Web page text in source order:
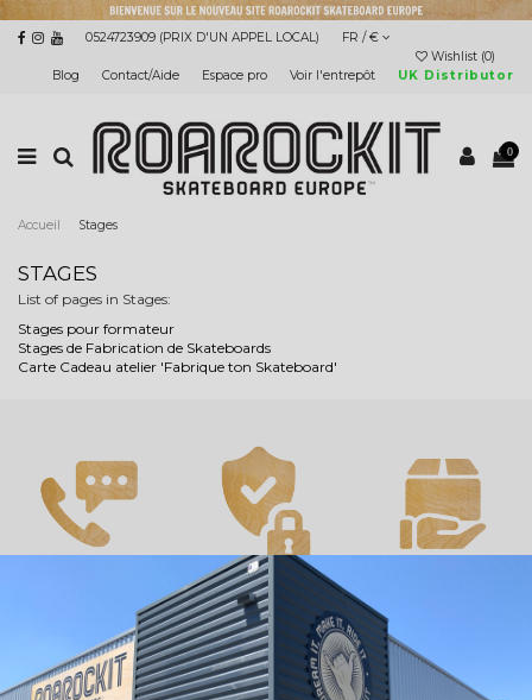
0524723909 (PRIX D'UN APPEL LOCAL)
FR / €
Wishlist (0)
Blog
Contact/Aide Espace pro Voir l'entrepôt UK Distributor
0
Accueil Stages
STAGES
List of pages in Stages:
Stages pour formateur
Stages de Fabrication de Skateboards
Carte Cadeau atelier 'Fabrique ton Skateboard'
ROAROCKIT
Une question ?
Appelles-nous au
+33(0)5 24 72 39 09
Du lundi au vendredi
PAIEMENT
SÉCURISÉ
Cryptage SSL pour
tout achat
Expédié sous 48h
ouvrées
Chez vous en un rien
de temps